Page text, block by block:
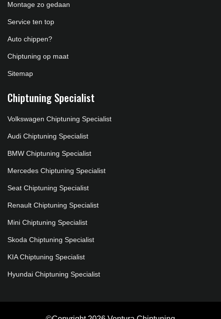
Montage zo gedaan
Service ten top
Auto chippen?
Chiptuning op maat
Sitemap
Chiptuning Specialist
Volkswagen Chiptuning Specialist
Audi Chiptuning Specialist
BMW Chiptuning Specialist
Mercedes Chiptuning Specialist
Seat Chiptuning Specialist
Renault Chiptuning Specialist
Mini Chiptuning Specialist
Skoda Chiptuning Specialist
KIA Chiptuning Specialist
Hyundai Chiptuning Specialist